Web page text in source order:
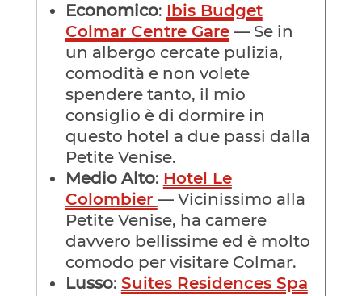
Economico: Ibis Budget
Colmar Centre Gare— Se in
un albergo cercate pulizia,
comodità e non volete
spendere tanto, il mio
consiglio è di dormire in
questo hotel a due passi dalla
Petite Venise.
Medio Alto: Hotel Le
Colombier — Vicinissimo alla
Petite Venise, ha camere
davvero bellissime ed è molto
comodo per visitare Colmar.
Lusso: Suites Residences Spa